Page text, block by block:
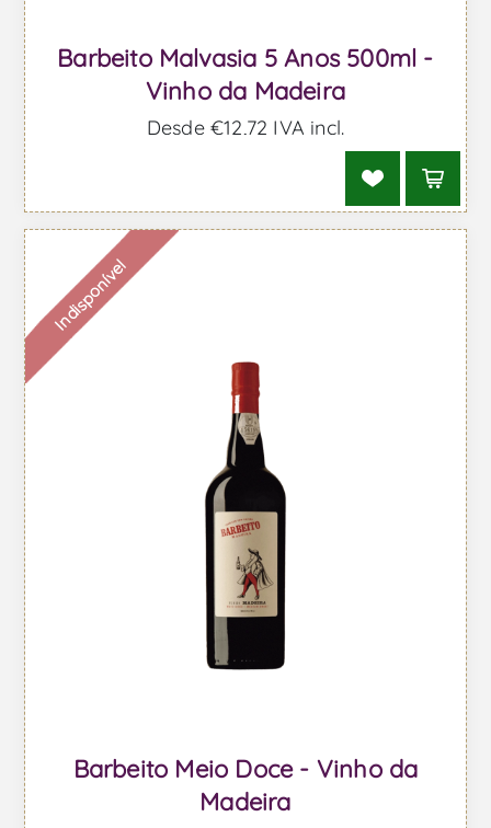
Barbeito Malvasia 5 Anos 500ml -
Vinho da Madeira
Desde €12,72 IVA incl.
Indisponível
Barbeito Meio Doce - Vinho da
Madeira